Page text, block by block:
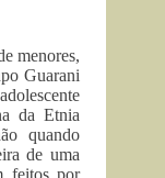
menores,
Guarani
da Etnia
quando
de uma
feitos por